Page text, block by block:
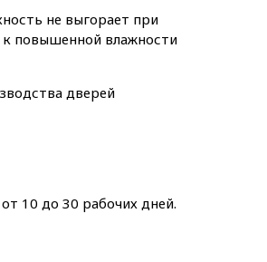
не выгорает при
к повышенной влажности
дверей
10 до 30 рабочих дней.